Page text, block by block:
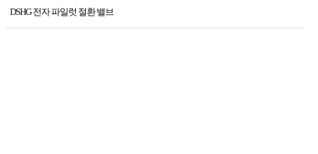
KAWASAKI
DSHG 전자 파일럿 절환 밸브